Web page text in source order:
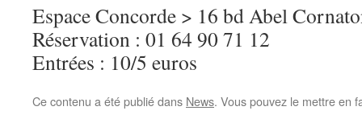
Espace Concorde > 16 bd Abel
Réservation : 01 64 90 71 12
Entrées : 10/5 euros
Ce contenu a été publié dans News. Vous pouvez le mettre en